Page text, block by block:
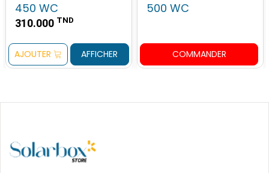
450 WC
310.000 TND
AJOUTER AFFICHER
500 WC
COMMANDER